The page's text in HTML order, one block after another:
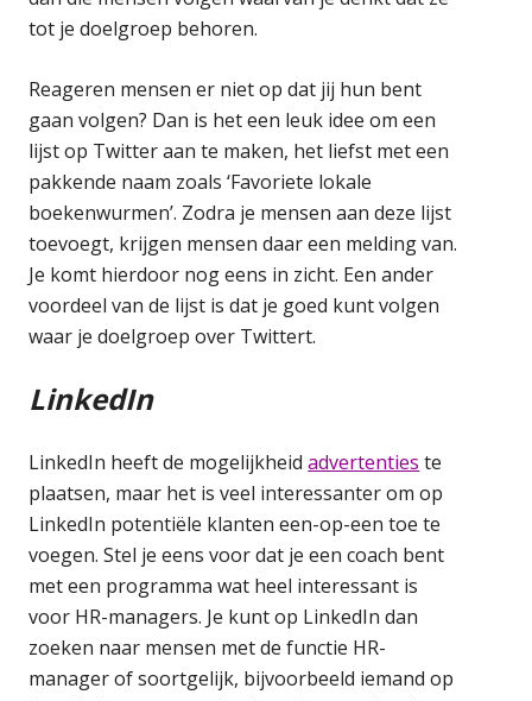
tot je doelgroep behoren.
Reageren mensen er niet op dat jij hun bent
gaan volgen? Dan is het een leuk idee om een
lijst op Twitter aan te maken, het liefst met een
pakkende naam zoals ‘Favoriete lokale
boekenwurmen’. Zodra je mensen aan deze lijst
toevoegt, krijgen mensen daar een melding van.
Je komt hierdoor nog eens in zicht. Een ander
voordeel van de lijst is dat je goed kunt volgen
waar je doelgroep over Twittert.
LinkedIn
LinkedIn heeft de mogelijkheidadvertenties te
plaatsen, maar het is veel interessanter om op
LinkedIn potentiële klanten een-op-een toe te
voegen. Stel je eens voor dat je een coach bent
met een programma wat heel interessant is
voor HR-managers. Je kunt op LinkedIn dan
zoeken naar mensen met de functie HR-
manager of soortgelijk, bijvoorbeeld iemand op